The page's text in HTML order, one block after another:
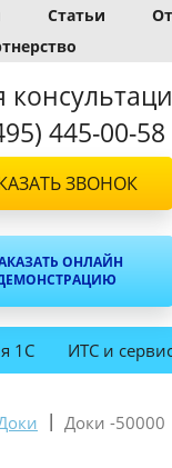
Статьи
445-00-58
ЗВОНОК
ОНЛАЙН
1С ИТС и
| Доки -50000